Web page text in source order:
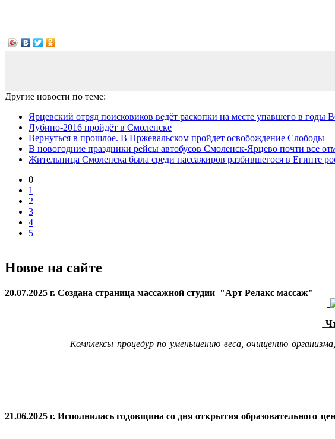
Другие новости по теме:
Ярцевский отряд поисковиков ведёт раскопки на месте упавшего в годы
Лубино-2016 пройдёт в Смоленске
Вернуться в прошлое. В Пржевальском пройдет освобождение Слободы
В новогодние праздники рейсы автобусов Смоленск-Ярцево почти все
Жительница Смоленска была среди пассажиров разбившегося в Египте
0
1
2
3
4
5
Новое на сайте
20.07.2025 г. Создана страница массажной студии "Арт Релакс массаж"
Комплексы процедур по уменьшению веса, очищению
21.06.2025 г. Исполнилась годовщина со дня открытия образовательного